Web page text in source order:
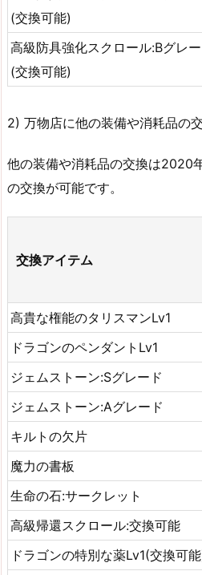
(交換可能)
高級防具強化スクロール:Bグレ
(交換可能)
2) 万物店に他の装備や消耗品の
他の装備や消耗品の交換は2020
の交換が可能です。
交換アイテム
高貴な権能のタリスマンLv1
ドラゴンのペンダントLv1
ジェムストーン:Sグレード
ジェムストーン:Aグレード
キルトの欠片
魔力の書板
生命の石:サークレット
高級帰還スクロール:交換可能
ドラゴンの特別な薬Lv1(交換可